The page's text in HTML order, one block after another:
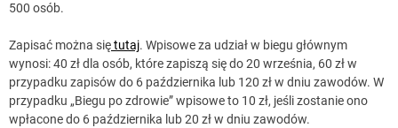
500 osób.
Zapisać można siętutaj. Wpisowe za udział w biegu głównym
wynosi: 40 zł dla osób, które zapiszą się do 20 września, 60 zł w
przypadku zapisów do 6 października lub 120 zł w dniu zawodów. W
przypadku „Biegu po zdrowie” wpisowe to 10 zł, jeśli zostanie ono
wpłacone do 6 października lub 20 zł w dniu zawodów.